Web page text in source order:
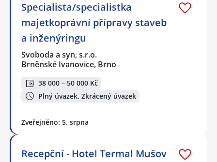
Specialista/specialistka
majetkoprávní přípravy staveb
a inženýringu
Svoboda a syn, s.r.o.
Brněnské Ivanovice, Brno
38 000 – 50 000 Kč
Plný úvazek, Zkrácený úvazek
Zveřejněno: 5. srpna
Recepční - Hotel Termal Mušov